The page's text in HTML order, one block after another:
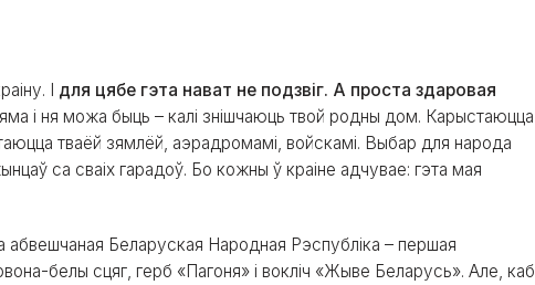
І для цябе гэта нават не подзвіг. А проста здаровая
і ня можа быць – калі знішчаюць твой родны дом. Карыстаюцца
тваёй зямлёй, аэрадромамі, войскамі. Выбар для народа
са сваіх гарадоў. Бо кожны ў краіне адчувае: гэта мая
абвешчаная Беларуская Народная Рэспубліка – першая
белы сцяг, герб «Пагоня» і вокліч «Жыве Беларусь». Але, каб